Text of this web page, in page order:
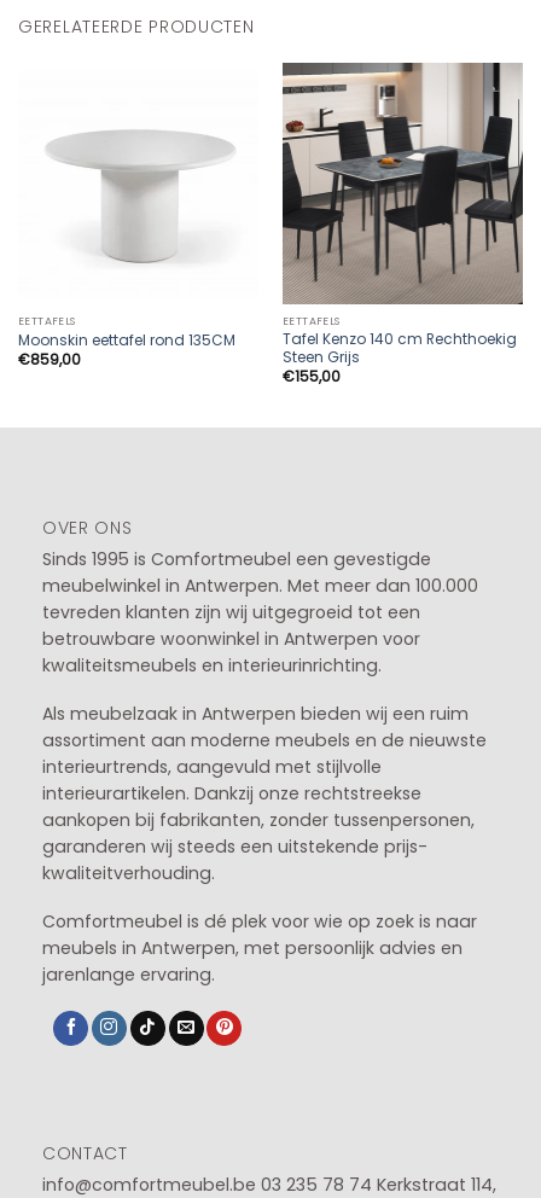
GERELATEERDE PRODUCTEN
EETTAFELS
Moonskin eettafel rond 135CM
€859,00
EETTAFELS
Tafel Kenzo 140 cm Rechthoekig
Steen Grijs
€155,00
OVER ONS
Sinds 1995 is Comfortmeubel een gevestigde
meubelwinkel in Antwerpen. Met meer dan 100.000
tevreden klanten zijn wij uitgegroeid tot een
betrouwbare woonwinkel in Antwerpen voor
kwaliteitsmeubels en interieurinrichting.
Als meubelzaak in Antwerpen bieden wij een ruim
assortiment aan moderne meubels en de nieuwste
interieurtrends, aangevuld met stijlvolle
interieurartikelen. Dankzij onze rechtstreekse
aankopen bij fabrikanten, zonder tussenpersonen,
garanderen wij steeds een uitstekende prijs-
kwaliteitverhouding.
Comfortmeubel is dé plek voor wie op zoek is naar
meubels in Antwerpen, met persoonlijk advies en
jarenlange ervaring.
CONTACT
info@comfortmeubel.be 03 235 78 74 Kerkstraat 114,